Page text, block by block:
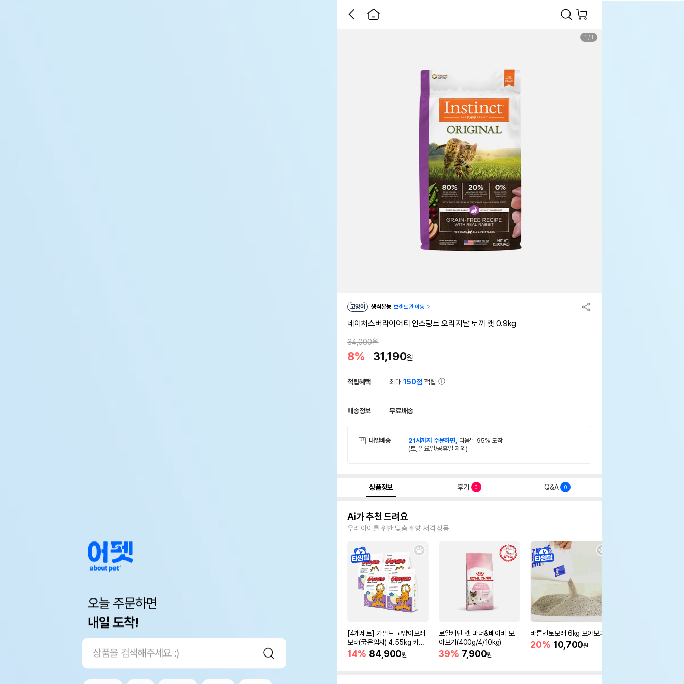
오늘 주문하면
내일 도착!
1 / 1
고양이 생식본능 브랜드관 이동
네이처스버라이어티 인스팅트 오리지날 토끼 캣 0.9kg
34,000원
8% 31,190원
적립혜택 최대150점 적립
배송정보 무료배송
내일배송 21시까지 주문하면, 다음날 95% 도착
(토, 일요일/공휴일 제외)
상품정보 후기 0 Q&A 0
Ai가 추천 드려요
우리 아이를 위한 맞춤 취향 저격 상품
[4개세트] 가필드 고양이모래
보라(굵은입자) 4.55kg 카사
바모래
14% 84,900원
로얄캐닌 캣 마더&베이비 모
아보기(400g/4/10kg)
39% 7,900원
바른벤토모래 6kg 모아보기
20% 10,700원